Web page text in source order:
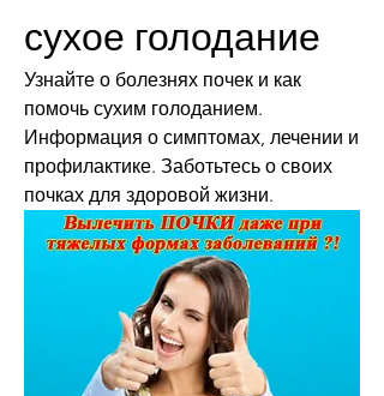
сухое голодание
Узнайте о болезнях почек и как
помочь сухим голоданием.
Информация о симптомах, лечении и
профилактике. Заботьтесь о своих
почках для здоровой жизни.